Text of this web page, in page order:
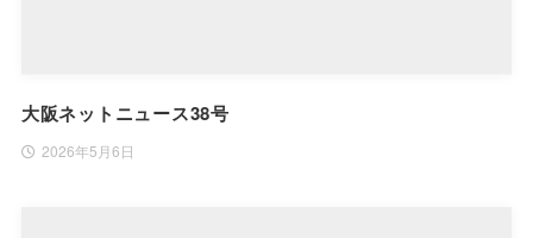
大阪ネットニュース38号
2026年5月6日